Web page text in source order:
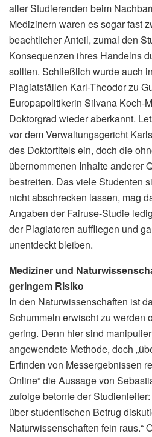
aller Studierenden beim
Medizinern waren es sogar fast
beachtlicher Anteil, zumal den
Konsequenzen ihres Handelns
sollten. Schließlich wurde auch
Plagiatsfällen Karl-Theodor zu
Europapolitikerin Silvana Koch-
Doktorgrad wieder aberkannt.
vor dem Verwaltungsgericht
des Doktortitels ein, doch die
übernommenen Inhalte anderer
bestreiten. Das viele Studenten
nicht abschrecken lassen, mag
Angaben der Fairuse-Studie
der Plagiatoren auffliegen und
unentdeckt bleiben.
Mediziner und
geringem Risiko
In den Naturwissenschaften ist
Schummeln erwischt zu werden
gering. Denn hier sind
angewendete Methode, doch
Erfinden von Messergebnissen
Online“ die Aussage von
zufolge betonte der
über studentischen Betrug
Naturwissenschaften fein raus.“